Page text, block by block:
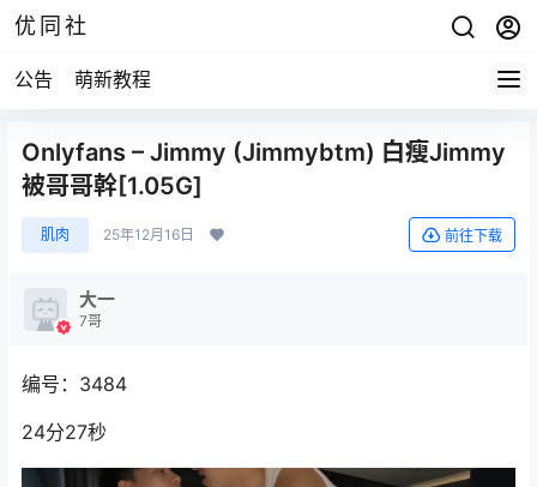
优同社
公告 萌新教程
Onlyfans – Jimmy (Jimmybtm) 白瘦Jimmy
被哥哥幹[1.05G]
肌肉 25年12月16日 前往下载
大一
7哥
编号：3484
24分27秒